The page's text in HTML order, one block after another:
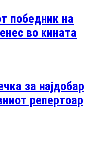
победник на
во кината
за најдобар
репертоар